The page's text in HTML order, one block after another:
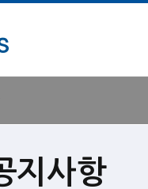
지사항